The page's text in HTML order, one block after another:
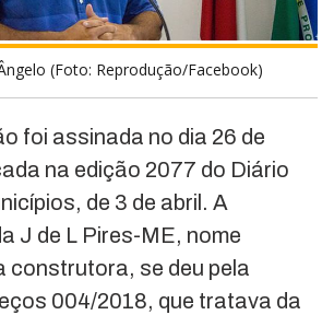
(Foto: Reprodução/Facebook)
foi assinada no dia 26 de
na edição 2077 do Diário
de 3 de abril. A
J de L Pires-ME, nome
construtora, se deu pela
004/2018, que tratava da